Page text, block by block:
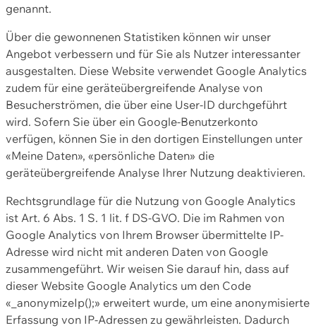
genannt.
Über die gewonnenen Statistiken können wir unser
Angebot verbessern und für Sie als Nutzer interessanter
ausgestalten. Diese Website verwendet Google Analytics
zudem für eine geräteübergreifende Analyse von
Besucherströmen, die über eine User-ID durchgeführt
wird. Sofern Sie über ein Google-Benutzerkonto
verfügen, können Sie in den dortigen Einstellungen unter
«Meine Daten», «persönliche Daten» die
geräteübergreifende Analyse Ihrer Nutzung deaktivieren.
Rechtsgrundlage für die Nutzung von Google Analytics
ist Art. 6 Abs. 1 S. 1 lit. f DS-GVO. Die im Rahmen von
Google Analytics von Ihrem Browser übermittelte IP-
Adresse wird nicht mit anderen Daten von Google
zusammengeführt. Wir weisen Sie darauf hin, dass auf
dieser Website Google Analytics um den Code
«_anonymizeIp();» erweitert wurde, um eine anonymisierte
Erfassung von IP-Adressen zu gewährleisten. Dadurch